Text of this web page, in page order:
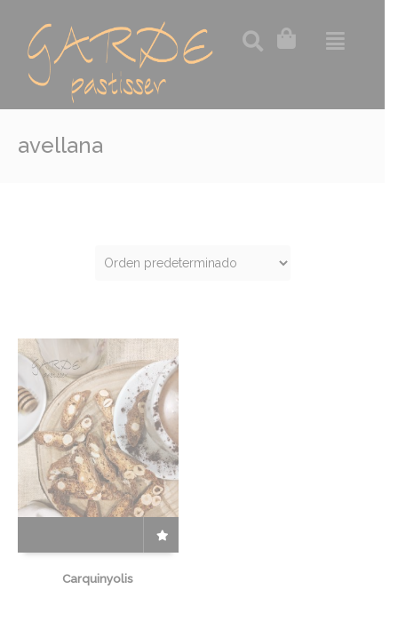
avellana
Carquinyolis